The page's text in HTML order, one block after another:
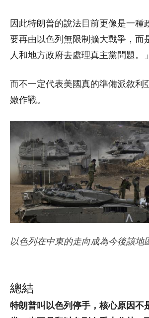
因此特朗普的說法目前更像是一種
要再由以色列無限制擴大戰爭，而
人和地方政府去處理真主黨問題。」
而不一定代表美國真的準備派敘利
嫩作戰。
以色列在中東的走向成為今後該地
總結
特朗普叫以色列停手，核心原因不